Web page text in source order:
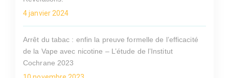
4 janvier 2024
Arrêt du tabac : enfin la preuve formelle de l’efficacité
de la Vape avec nicotine – L’étude de l’Institut
Cochrane 2023